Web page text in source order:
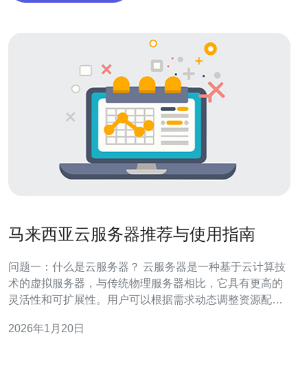
马来西亚云服务器推荐与使用指南
问题一：什么是云服务器？ 云服务器是一种基于云计算技
术的虚拟服务器，与传统物理服务器相比，它具有更高的
灵活性和可扩展性。用户可以根据需求动态调整资源配
实现更高效的资源利用和成本控制，尤其适合中小企业和
2026年1月20日